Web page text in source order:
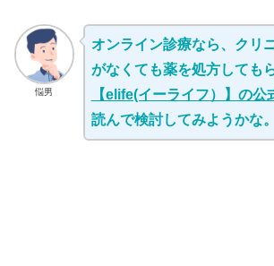
悩男
オンライン診療なら、クリ
がなくても薬を処方しても
【elife(イーライフ）】の公
読んで検討してみようかな。